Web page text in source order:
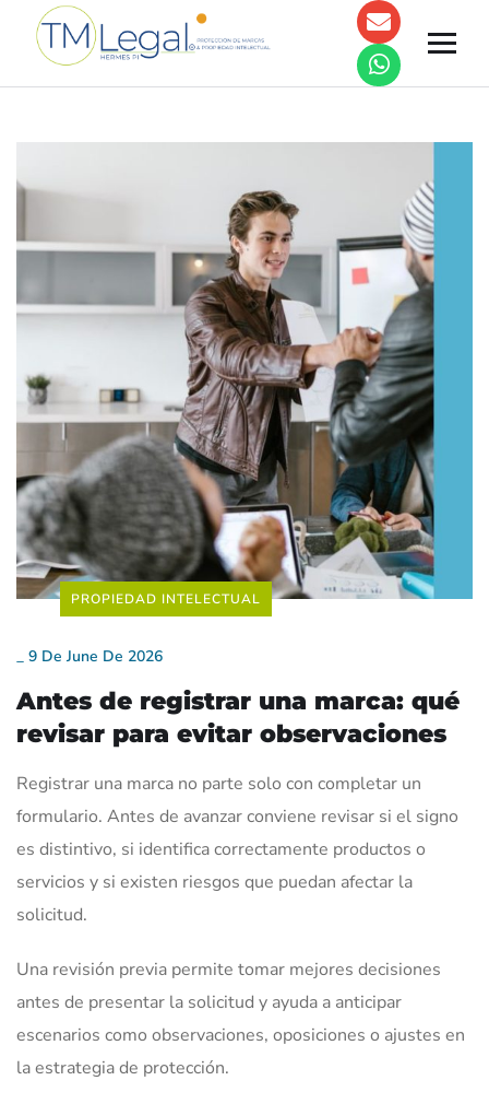
PROPIEDAD INTELECTUAL
_ 9 De June De 2026
Antes de registrar una marca: qué
revisar para evitar observaciones
Registrar una marca no parte solo con completar un
formulario. Antes de avanzar conviene revisar si el signo
es distintivo, si identifica correctamente productos o
servicios y si existen riesgos que puedan afectar la
solicitud.
Una revisión previa permite tomar mejores decisiones
antes de presentar la solicitud y ayuda a anticipar
escenarios como observaciones, oposiciones o ajustes en
la estrategia de protección.